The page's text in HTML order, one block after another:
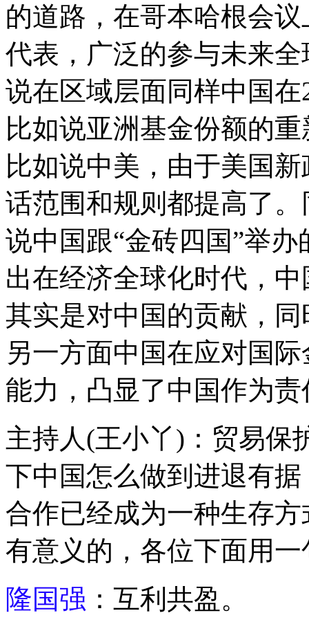
的道路，在哥本哈根会
代表，广泛的参与未来
说在区域层面同样中国
比如说亚洲基金份额的
比如说中美，由于美国
话范围和规则都提高了
说中国跟“金砖四国”举
出在经济全球化时代，
其实是对中国的贡献，
另一方面中国在应对国
能力，凸显了中国作为
主持人(王小丫)：贸易保
下中国怎么做到进退有
合作已经成为一种生存
有意义的，各位下面用
隆国强 ：互利共盈。